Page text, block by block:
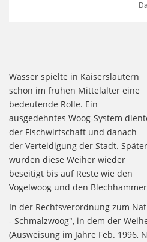
Wasser spielte in Kaiserslautern
schon im frühen Mittelalter eine
bedeutende Rolle. Ein
ausgedehntes Woog-System
der Fischwirtschaft und danach
der Verteidigung der Stadt. Später
wurden diese Weiher wieder
beseitigt bis auf Reste wie den
Vogelwoog und den
In der Rechtsverordnung zum
- Schmalzwoog", in dem der
(Ausweisung im Jahre Feb. 1996,